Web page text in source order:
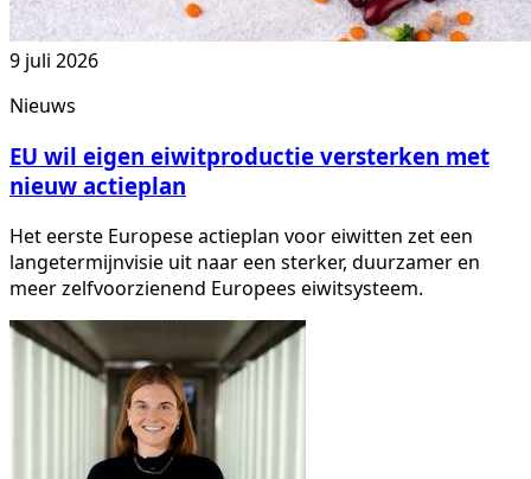
9 juli 2026
Nieuws
EU wil eigen eiwitproductie versterken met
nieuw actieplan
Het eerste Europese actieplan voor eiwitten zet een
langetermijnvisie uit naar een sterker, duurzamer en
meer zelfvoorzienend Europees eiwitsysteem.